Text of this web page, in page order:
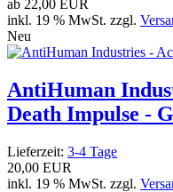
ab 22,00 EUR
inkl. 19 % MwSt. zzgl.
Neu
AntiHuman
Death Impulse -
Lieferzeit: 3-4 Tage
20,00 EUR
inkl. 19 % MwSt. zzgl.